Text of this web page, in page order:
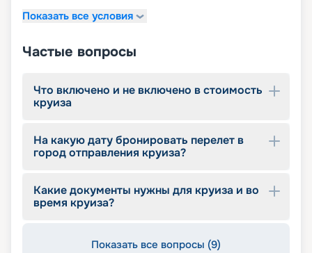
Показать все условия
Частые вопросы
Что включено и не включено в стоимость
круиза
На какую дату бронировать перелет в
город отправления круиза?
Какие документы нужны для круиза и во
время круиза?
Показать все вопросы (9)